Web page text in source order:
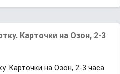
Карточки на Озон, 2-3
Карточки на Озон, 2-3 часа